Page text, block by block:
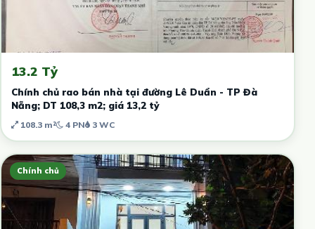
13.2 Tỷ
Chính chủ rao bán nhà tại đường Lê Duẩn - TP Đà
Nẵng; DT 108,3 m2; giá 13,2 tỷ
108.3 m² 4 PN 3 WC
Chính chủ